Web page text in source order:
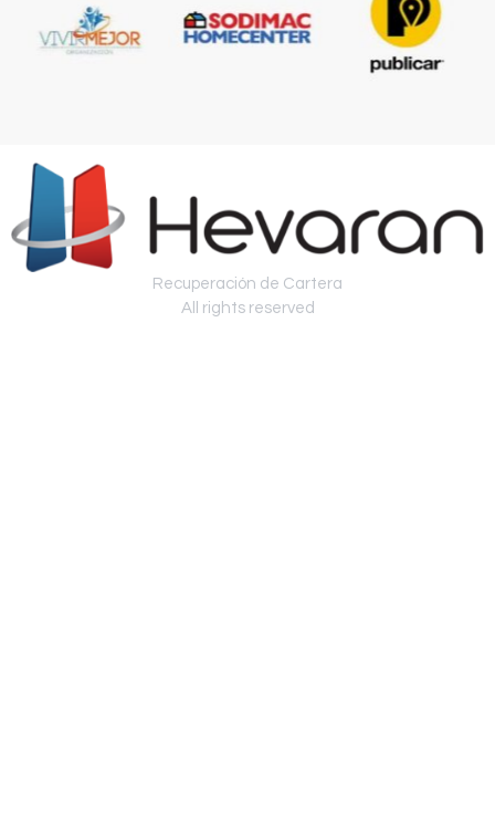
Recuperación de Cartera
All rights reserved